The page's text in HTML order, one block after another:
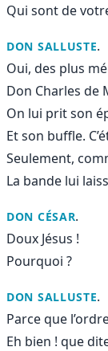
Qui sont de
DON SALLUSTE.
Oui, des plus
Don Charles de
On lui prit son
Et son buffle.
Seulement,
La bande lui
DON CÉSAR.
Doux Jésus !
Pourquoi ?
DON SALLUSTE.
Parce que
Eh bien ! que